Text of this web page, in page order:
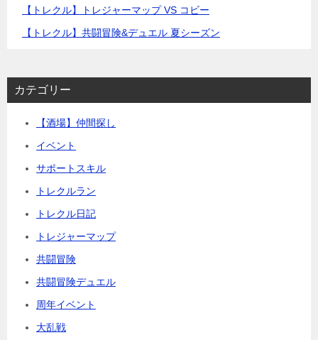
【トレクル】トレジャーマップ VS コビー
【トレクル】共闘冒険&デュエル 夏シーズン
カテゴリー
【酒場】仲間探し
イベント
サポートスキル
トレクルラン
トレクル日記
トレジャーマップ
共闘冒険
共闘冒険デュエル
周年イベント
大乱戦